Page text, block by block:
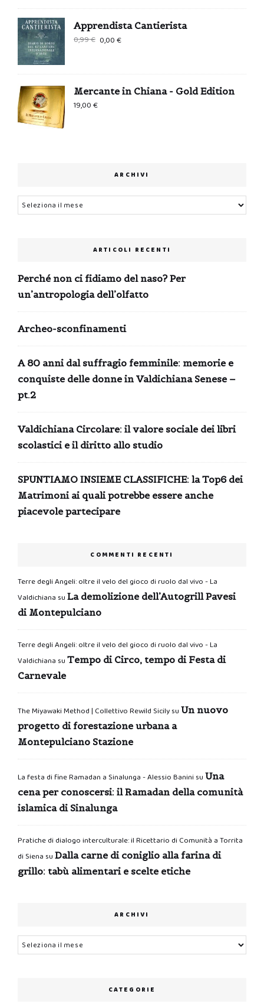
Apprendista Cantierista
0,99€
era:
0,99 €.
0,00€
è:
0,00 €.
Mercante in Chiana - Gold Edition
19,00€
ARCHIVI
Archivi
ARTICOLI RECENTI
Perché non ci fidiamo del naso? Per
un’antropologia dell’olfatto
Archeo-sconfinamenti
A 80 anni dal suffragio femminile: memorie e
conquiste delle donne in Valdichiana Senese –
pt.2
Valdichiana Circolare: il valore sociale dei libri
scolastici e il diritto allo studio
SPUNTIAMO INSIEME CLASSIFICHE: la Top6 dei
Matrimoni ai quali potrebbe essere anche
piacevole partecipare
COMMENTI RECENTI
Terre degli Angeli: oltre il velo del gioco di ruolo dal vivo - La
Valdichiana su La demolizione dell’Autogrill Pavesi
di Montepulciano
Terre degli Angeli: oltre il velo del gioco di ruolo dal vivo - La
Valdichiana su Tempo di Circo, tempo di Festa di
Carnevale
The Miyawaki Method | Collettivo Rewild Sicilysu Un nuovo
progetto di forestazione urbana a
Montepulciano Stazione
La festa di fine Ramadan a Sinalunga - Alessio Banini su Una
cena per conoscersi: il Ramadan della comunità
islamica di Sinalunga
Pratiche di dialogo interculturale: il Ricettario di Comunità a Torrita
di Siena su Dalla carne di coniglio alla farina di
grillo: tabù alimentari e scelte etiche
ARCHIVI
Archivi
CATEGORIE